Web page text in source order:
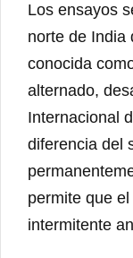
Los ensayos
norte de India
conocida
alternado,
Internacional
diferencia del
permite que
intermitente